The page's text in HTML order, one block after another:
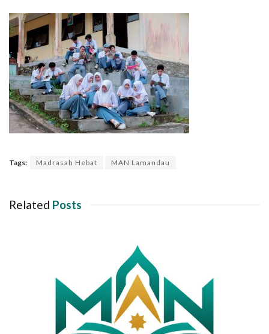
Tags: Madrasah Hebat MAN Lamandau
Related Posts